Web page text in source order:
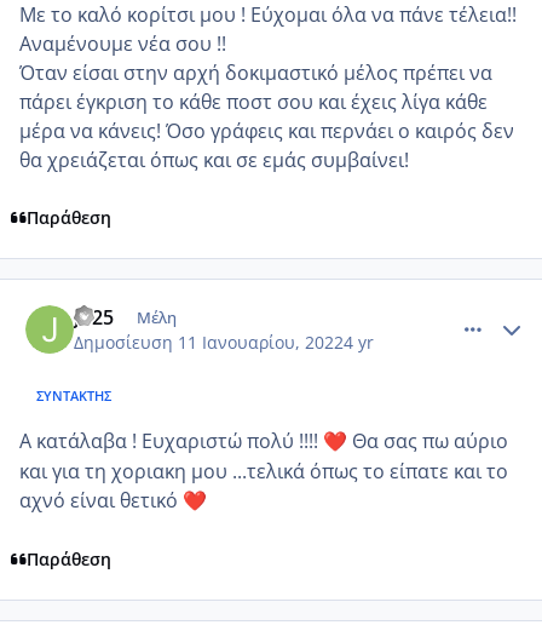
Με το καλό κορίτσι μου ! Εύχομαι όλα να πάνε τέλεια!!
Αναμένουμε νέα σου !!
Όταν είσαι στην αρχή δοκιμαστικό μέλος πρέπει να
πάρει έγκριση το κάθε ποστ σου και έχεις λίγα κάθε
μέρα να κάνεις! Όσο γράφεις και περνάει ο καιρός δεν
θα χρειάζεται όπως και σε εμάς συμβαίνει!
Παράθεση
Jo25 Μέλη
Δημοσίευση 11 Ιανουαρίου, 20224 yr
ΣΥΝΤΆΚΤΗΣ
Α κατάλαβα ! Ευχαριστώ πολύ !!!! ❤️ Θα σας πω αύριο
και για τη χοριακη μου ...τελικά όπως το είπατε και το
αχνό είναι θετικό ❤️
Παράθεση